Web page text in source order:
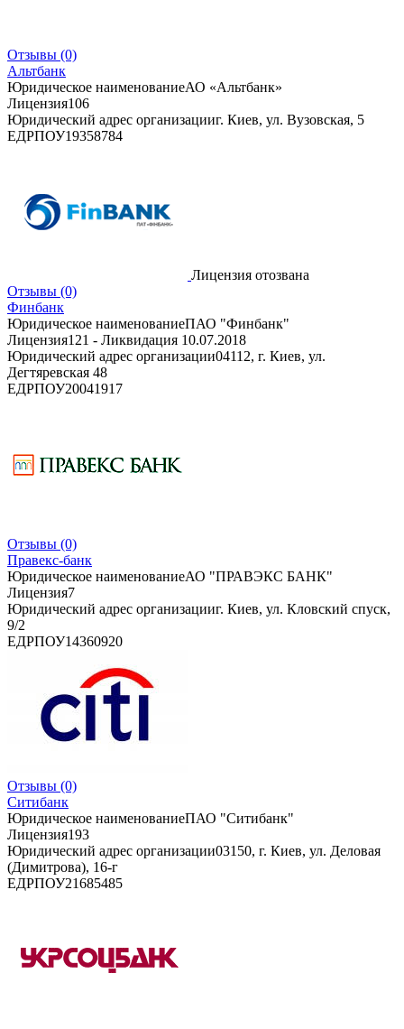
Отзывы (0)
Альтбанк
Юридическое наименованиеАО «Альтбанк»
Лицензия106
Юридический адрес организацииг. Киев, ул. Вузовская, 5
ЕДРПОУ19358784
Лицензия отозвана
Отзывы (0)
Финбанк
Юридическое наименованиеПАО "Финбанк"
Лицензия121 - Ликвидация 10.07.2018
Юридический адрес организации04112, г. Киев, ул.
Дегтяревская 48
ЕДРПОУ20041917
Отзывы (0)
Правекс-банк
Юридическое наименованиеАО "ПРАВЭКС БАНК"
Лицензия7
Юридический адрес организацииг. Киев, ул. Кловский спуск,
9/2
ЕДРПОУ14360920
Отзывы (0)
Ситибанк
Юридическое наименованиеПАО "Ситибанк"
Лицензия193
Юридический адрес организации03150, г. Киев, ул. Деловая
(Димитрова), 16-г
ЕДРПОУ21685485